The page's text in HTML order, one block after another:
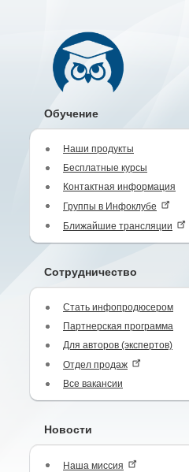
Обучение
Наши продукты
Бесплатные курсы
Контактная информация
Группы в Инфоклубе
Ближайшие трансляции
Сотрудничество
Стать инфопродюсером
Партнерская программа
Для авторов (экспертов)
Отдел продаж
Все вакансии
Новости
Наша миссия